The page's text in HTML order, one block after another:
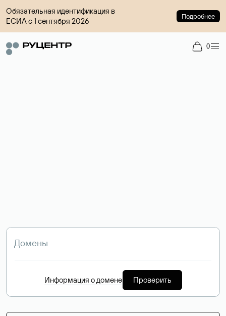
Обязательная идентификация в
ЕСИА с 1 сентября 2026
Подробнее
0
Информация о домене Проверить